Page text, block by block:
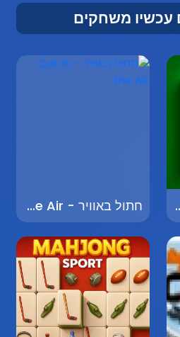
משחקים
חתול באוויר - Cat in the Air